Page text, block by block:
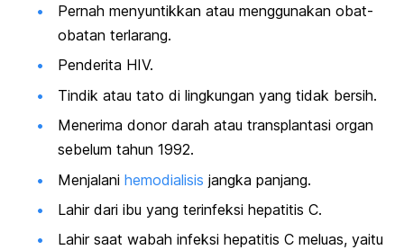
Pernah menyuntikkan atau menggunakan obat-
obatan terlarang.
Penderita HIV.
Tindik atau tato di lingkungan yang tidak bersih.
Menerima donor darah atau transplantasi organ
sebelum tahun 1992.
Menjalani hemodialisis jangka panjang.
Lahir dari ibu yang terinfeksi hepatitis C.
Lahir saat wabah infeksi hepatitis C meluas, yaitu